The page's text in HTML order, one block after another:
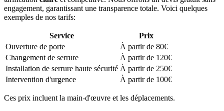
engagement, garantissant une transparence totale. Voici quelques
exemples de nos tarifs:
Service
Prix
Ouverture de porte
À partir de 80€
Changement de serrure
À partir de 120€
Installation de serrure haute sécurité À partir de 250€
Intervention d'urgence
À partir de 100€
Ces prix incluent la main-d'œuvre et les déplacements.